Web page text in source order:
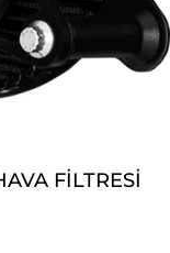
FİLTRESİ